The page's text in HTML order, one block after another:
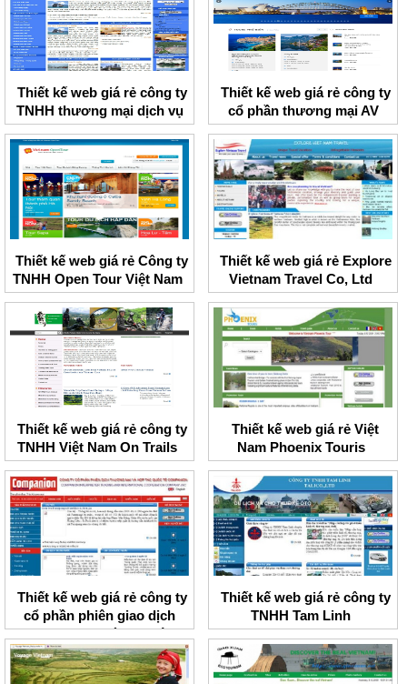
Thiết kế web giá rẻ công ty
TNHH thương mại dịch vụ
Trang Minh
Thiết kế web giá rẻ công ty
cổ phần thương mại AV
Travel
Thiết kế web giá rẻ Công ty
TNHH Open Tour Việt Nam
Thiết kế web giá rẻ Explore
Vietnam Travel Co, Ltd
Thiết kế web giá rẻ công ty
TNHH Việt Nam On Trails
Thiết kế web giá rẻ Việt
Nam Phoenix Touris
Thiết kế web giá rẻ công ty
cổ phần phiên giao dịch
thương mại và hợp tác
quốc tế companion
Thiết kế web giá rẻ công ty
TNHH Tam Linh